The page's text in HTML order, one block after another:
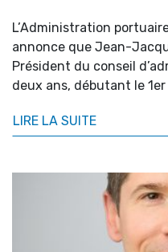
L’Administration
annonce que Jean-
Président du conseil
deux ans, débutant le
LIRE LA SUITE